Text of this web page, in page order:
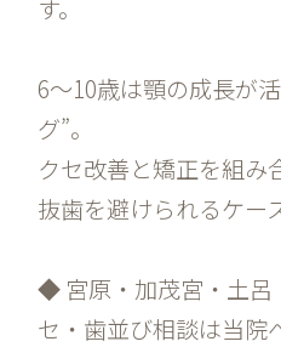
す。
6〜10歳は顎の成長が
グ”。
クセ改善と矯正を組み
抜歯を避けられるケー
◆ 宮原・加茂宮・土呂
セ・歯並び相談は当院